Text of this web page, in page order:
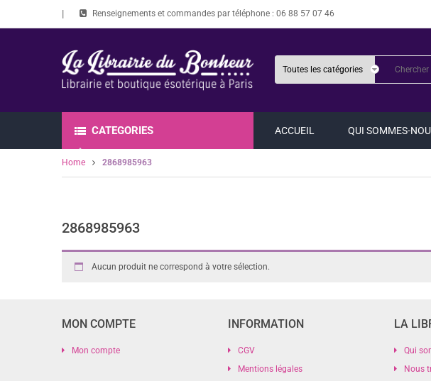
Renseignements et commandes par téléphone : 06 88 57 07 46
CATEGORIES ACCUEIL QUI SOMMES-
Home 2868985963
2868985963
Aucun produit ne correspond à votre sélection.
MON COMPTE
Mon compte
INFORMATION
CGV
Mentions légales
LA
Qui
Nous